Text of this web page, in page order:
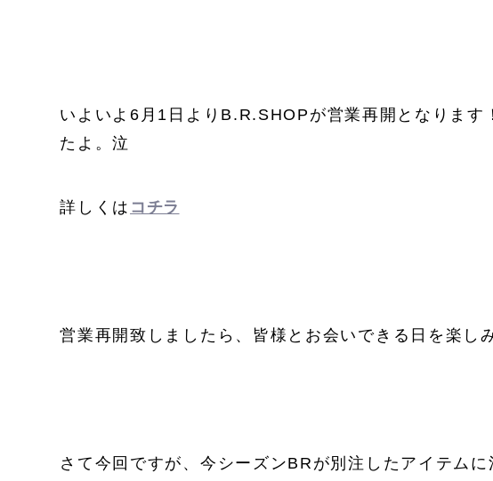
いよいよ6月1日よりB.R.SHOPが営業再開となります
たよ。泣
詳しくは コチラ
営業再開致しましたら、皆様とお会いできる日を楽し
さて今回ですが、今シーズンBRが別注したアイテム